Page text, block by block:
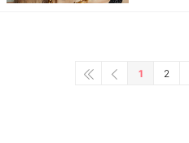
1 2